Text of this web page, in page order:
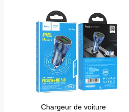
Chargeur de voiture